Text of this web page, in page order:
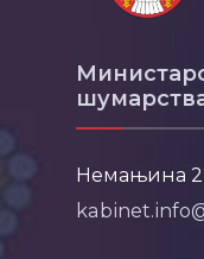
Немањина